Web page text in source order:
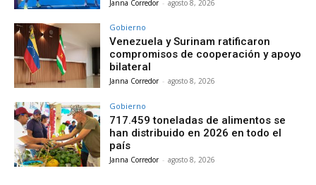
Janna Corredor - agosto 8, 2026
Gobierno
Venezuela y Surinam ratificaron
compromisos de cooperación y apoyo
bilateral
Janna Corredor - agosto 8, 2026
Gobierno
717.459 toneladas de alimentos se
han distribuido en 2026 en todo el
país
Janna Corredor - agosto 8, 2026